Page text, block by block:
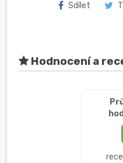
Sdílet
Hodnocení a